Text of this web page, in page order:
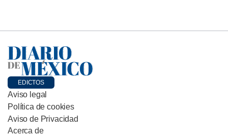
EDICTOS
Aviso legal
Política de cookies
Aviso de Privacidad
Acerca de